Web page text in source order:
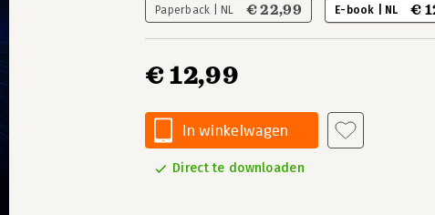
Paperback | NL € 22,99 E-book | NL €
€ 12,99
In winkelwagen
Direct te downloaden